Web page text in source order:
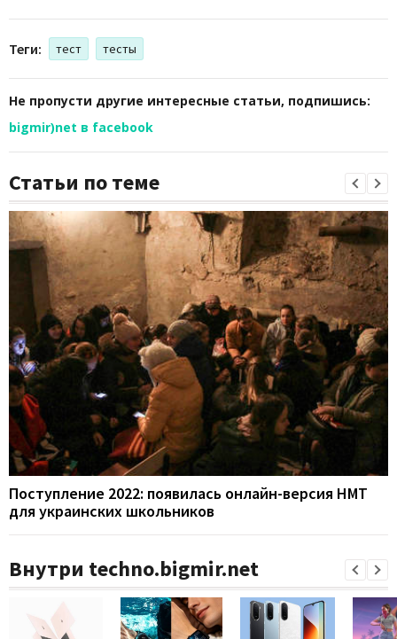
Теги: тест тесты
Не пропусти другие интересные статьи, подпишись:
bigmir)net в facebook
Статьи по теме
Поступление 2022: появилась онлайн-версия НМТ
для украинских школьников
Внутри techno.bigmir.net